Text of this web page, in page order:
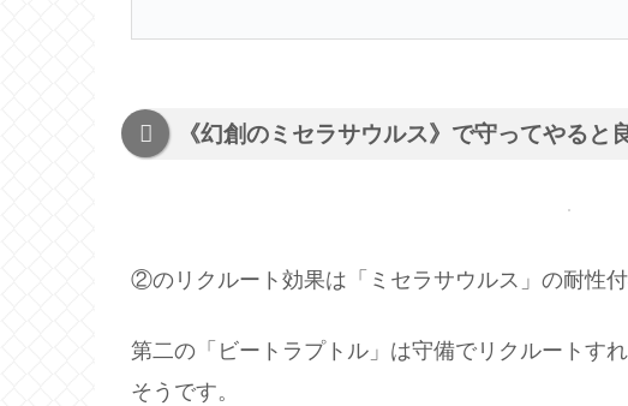
《幻創のミセラサウルス》で守ってやると
②のリクルート効果は「ミセラサウルス」の耐性付
第二の「ビートラプトル」は守備でリクルートす
そうです。